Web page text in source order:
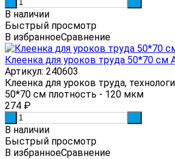
В наличии
Быстрый просмотр
В избранноеСравнение
Клеенка для уроков труда 50*70 см
Артикул: 240603
Клеенка для уроков труда,
50*70 см плотность - 120 мкм
274 ₽
В наличии
Быстрый просмотр
В избранноеСравнение